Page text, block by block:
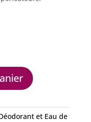
et Eau de